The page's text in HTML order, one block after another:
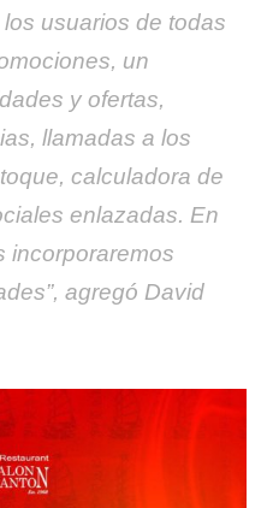
usuarios de todas
un
y ofertas,
llamadas a los
calculadora de
enlazadas. En
incorporaremos
agregó David